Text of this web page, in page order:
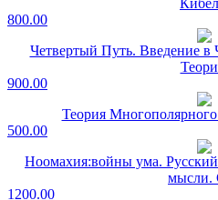
800.00
Четвертый Путь. Введение
900.00
Теория
500.00
Ноомахия:войны ума.
мысли.
1200.00